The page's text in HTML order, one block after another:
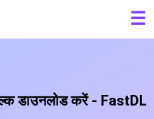
☰
डाउनलोड करें - FastDL